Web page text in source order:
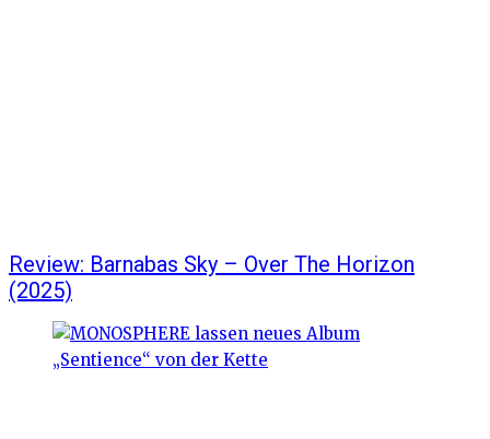
Review: Barnabas Sky – Over The Horizon
(2025)